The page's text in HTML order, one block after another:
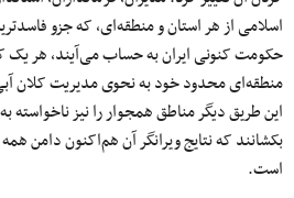
اسلامی از هر استان و منطقه‌ای، که جزو
حکومت کنونی ایران به حساب می‌آیند، هر یک
منطقه‌ای محدود خود به نحوی مدیریت کلان
این طریق دیگر مناطق همجوار را نیز
بکشانند که نتایج ویرانگر آن هم‌اکنون دامن
است.